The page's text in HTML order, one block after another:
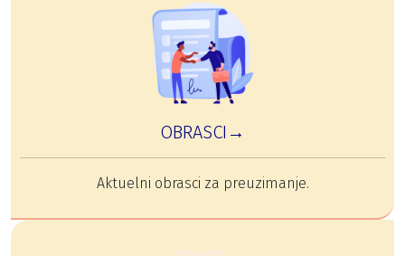
OBRASCI→
Aktuelni obrasci za preuzimanje.